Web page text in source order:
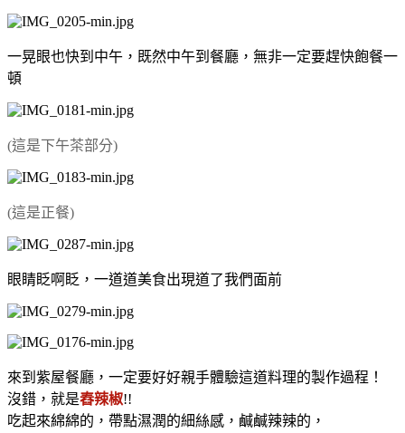
一晃眼也快到中午，既然中午到餐廳，無非一定要趕快飽餐一
頓
(這是下午茶部分)
(這是正餐)
眼睛眨啊眨，一道道美食出現道了我們面前
來到紫屋餐廳，一定要好好親手體驗這道料理的製作過程！
沒錯，就是舂辣椒!!
吃起來綿綿的，帶點濕潤的細絲感，鹹鹹辣辣的，